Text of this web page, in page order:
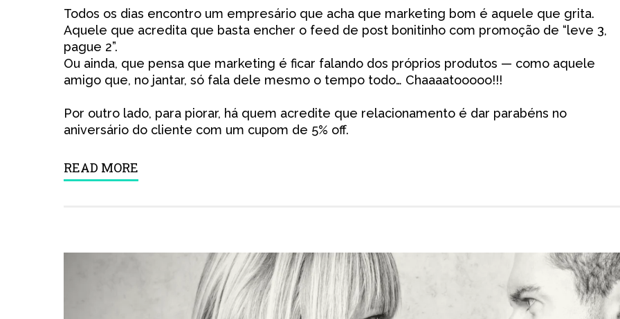
Todos os dias encontro um empresário que acha que marketing bom é aquele que grita.
Aquele que acredita que basta encher o feed de post bonitinho com promoção de “leve 3,
pague 2”.
Ou ainda, que pensa que marketing é ficar falando dos próprios produtos — como aquele
amigo que, no jantar, só fala dele mesmo o tempo todo… Chaaaatooooo!!!
Por outro lado, para piorar, há quem acredite que relacionamento é dar parabéns no
aniversário do cliente com um cupom de 5% off.
READ MORE